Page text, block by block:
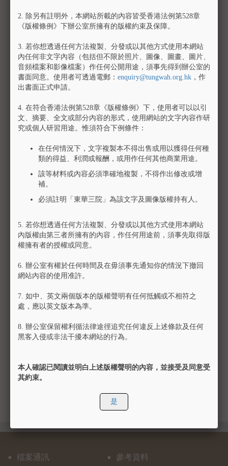
東華醫院遂向政府申請並獲批於香港島西區大口環內地段
1572號依山地段另建義莊。1900年義莊落成，正式命名為
華人要求義莊暫存以至運送棺骨的數目由十九世紀末開始
不斷增加。
東華義莊落成後，由於建築結構簡陋，經常需要修茸，特
別是颱風或大雨後，損毀尤為嚴重，部分建築甚至曾被吹
倒。1913年東華義莊進行首次重建，搭建棚屋貯存棺骨。
由於海外華人寄存的棺骨日多，義莊不斷進行各種大小規
模的增建莊房工程，又建造碼頭方便運送棺骨。1930年代
內地，至1960年初義莊積存的棺骨已近萬副。東華三院為
配合整體服務發展及讓先人入土為安，再三登報要求市民
領回先人棺骨，最終無人認領的都被永久安葬在沙頭角邊
境的沙嶺公墓。1970年代，政府大力推行火葬，東華於
個龕位安放先人骨灰；1982年再增設龕位5700多個。
2003年，東華為義莊進行全面修復工程，不同年代建成的
東華義莊建築群得以保持原來面貌。此項建築修復工程於
2004年獲得香港政府古物古蹟辦事處頒發「文物保存及修
及文化組織頒發「亞太區文物修復獎」(2005)優越大獎，
表揚修計劃的成功及東華在文物保育上的成就。東華義莊
現為香港一級歷史建築，有大堂兩間及大小莊房91間，兩
處靈灰龕，加上石牌坊、涼亭及花園。
東華義莊曾經為華人提供原籍安葬的數目已不可考；但從
現存東華三院文物館的檔案估計，數目當以十萬計。原籍
脈，一力承擔起轉運各地棺骨回鄉的重任，成為20世紀寰
球華人慈善網絡的樞紐。
檔案通訊 參考資料
2. 除另有註明外，本網站所載的內容皆受香港法例第528章
《版權條例》下辦公室所擁有的版權約束及保障。
3. 若你想透過任何方法複製、分發或以其他方式使用本網站
內任何非文字內容（包括但不限於照片、圖像、圖畫、圖片、
音頻檔案和影像檔案）作任何公開用途，須事先得到辦公室的
書面同意。使用者可透過電郵： enquiry@tungwah.org.hk ，作
出書面正式申請。
4. 在符合香港法例第528章《版權條例》下，使用者可以以引
文、摘要、全文或部分內容的形式，使用網站的文字內容作研
究或個人研習用途。惟須符合下例條件：
在任何情況下，文字複製本不得出售或用以獲得任何種
類的得益、利潤或報酬，或用作任何其他商業用途。
該等材料或內容必須準確地複製，不得作出修改或增
補。
必須註明「東華三院」為該文字及圖像版權持有人。
5. 若你想透過任何方法複製、分發或以其他方式使用本網站
內版權由第三者所擁有的內容，作任何用途前，須事先取得版
權擁有者的授權或同意。
6. 辦公室有權於任何時間及在毋須事先通知你的情況下撤回
網站內容的使用准許。
7. 如中、英文兩個版本的版權聲明有任何抵觸或不相符之
處，應以英文版本為準。
8. 辦公室保留權利循法律途徑追究任何違反上述條款及任何
黑客入侵或非法干擾本網站的行為。
本人確認已閱讀並明白上述版權聲明的內容，並接受及同意受
其約束。
是